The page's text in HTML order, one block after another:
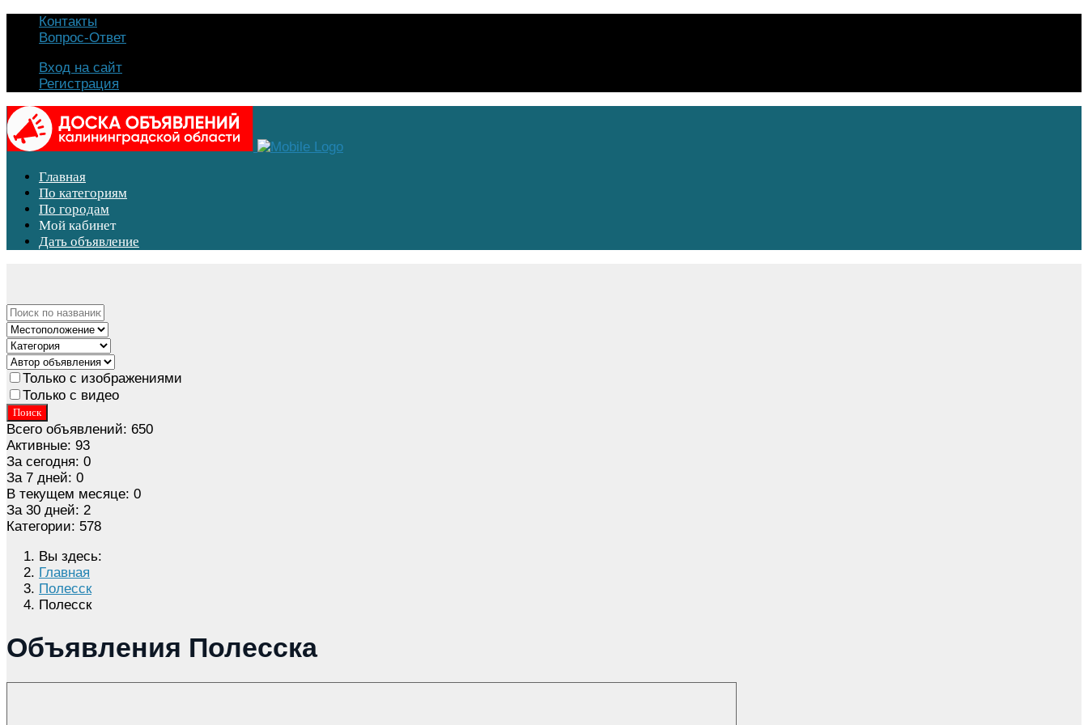
Контакты
Вопрос-Ответ
Вход на сайт
Регистрация
Главная
По категориям
По городам
Мой кабинет
Дать объявление
Только с изображениями
Только с видео
Поиск
Всего объявлений: 650
Активные: 93
За сегодня: 0
За 7 дней: 0
В текущем месяце: 0
За 30 дней: 2
Категории: 578
Вы здесь:
Главная
Полесск
Полесск
Объявления Полесска